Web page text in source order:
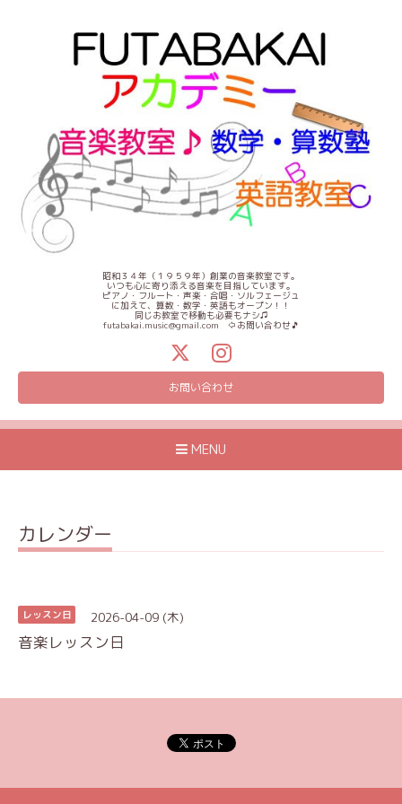
昭和３４年（１９５９年）創業の音楽教室です。
いつも心に寄り添える音楽を目指しています。
ピアノ・フルート・声楽・合唱・ソルフェージュ
に加えて、算数・数学・英語もオープン！！
同じお教室で移動も必要もナシ♫
futabakai.music@gmail.com ⇦お問い合わせ🎵
お問い合わせ
MENU
カレンダー
レッスン日 2026-04-09 (木)
音楽レッスン日